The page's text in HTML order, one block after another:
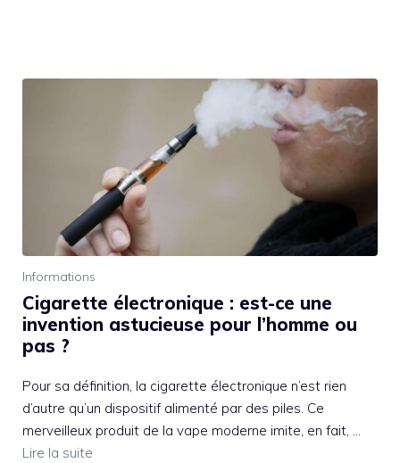
Informations
Cigarette électronique : est-ce une
invention astucieuse pour l’homme ou
pas ?
Pour sa définition, la cigarette électronique n’est rien
d’autre qu’un dispositif alimenté par des piles. Ce
merveilleux produit de la vape moderne imite, en fait, …
Lire la suite